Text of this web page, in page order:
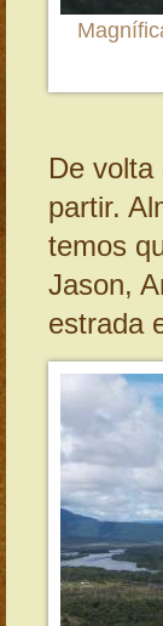
De
partir.
temos
Jason,
estrada